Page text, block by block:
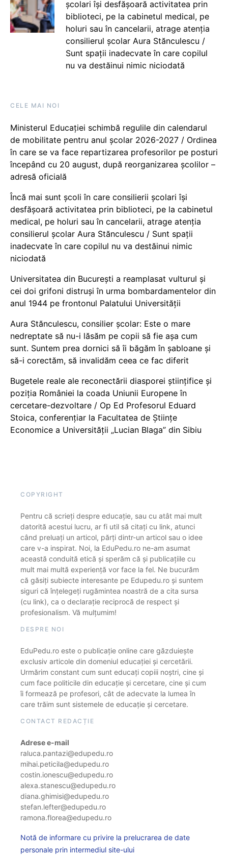
școlari își desfășoară activitatea prin
biblioteci, pe la cabinetul medical, pe
holuri sau în cancelarii, atrage atenția
consilierul școlar Aura Stănculescu /
Sunt spații inadecvate în care copilul
nu va destăinui nimic niciodată
CELE MAI NOI
Ministerul Educației schimbă regulile din calendarul
de mobilitate pentru anul școlar 2026-2027 / Ordinea
în care se va face repartizarea profesorilor pe posturi
începând cu 20 august, după reorganizarea școlilor –
adresă oficială
Încă mai sunt școli în care consilierii școlari își
desfășoară activitatea prin biblioteci, pe la cabinetul
medical, pe holuri sau în cancelarii, atrage atenția
consilierul școlar Aura Stănculescu / Sunt spații
inadecvate în care copilul nu va destăinui nimic
niciodată
Universitatea din București a reamplasat vulturul și
cei doi grifoni distruși în urma bombardamentelor din
anul 1944 pe frontonul Palatului Universității
Aura Stănculescu, consilier școlar: Este o mare
nedreptate să nu-i lăsăm pe copii să fie așa cum
sunt. Suntem prea dornici să îi băgăm în șabloane și
să-i corectăm, să invalidăm ceea ce fac diferit
Bugetele reale ale reconectării diasporei științifice și
poziția României la coada Uniunii Europene în
cercetare-dezvoltare / Op Ed Profesorul Eduard
Stoica, conferențiar la Facultatea de Științe
Economice a Universității „Lucian Blaga” din Sibiu
COPYRIGHT
Pentru că scrieți despre educație, sau cu atât mai mult
datorită acestui lucru, ar fi util să citați cu link, atunci
când preluați un articol, părți dintr-un articol sau o idee
care v-a inspirat. Noi, la EduPedu.ro ne-am asumat
această conduită etică și sperăm că și publicațiile cu
mult mai multă experiență vor face la fel. Ne bucurăm
că găsiți subiecte interesante pe Edupedu.ro și suntem
siguri că înțelegeți rugămintea noastră de a cita sursa
(cu link), ca o declarație reciprocă de respect și
profesionalism. Vă mulțumim!
DESPRE NOI
EduPedu.ro este o publicație online care găzduiește
exclusiv articole din domeniul educației și cercetării.
Urmărim constant cum sunt educați copiii noștri, cine și
cum face politicile din educație și cercetare, cine și cum
îi formează pe profesori, cât de adecvate la lumea în
care trăim sunt sistemele de educație și cercetare.
CONTACT REDACȚIE
Adrese e-mail
raluca.pantazi@edupedu.ro
mihai.peticila@edupedu.ro
costin.ionescu@edupedu.ro
alexa.stanescu@edupedu.ro
diana.ghimisi@edupedu.ro
stefan.lefter@edupedu.ro
ramona.florea@edupedu.ro
Notă de informare cu privire la prelucrarea de date
personale prin intermediul site-ului